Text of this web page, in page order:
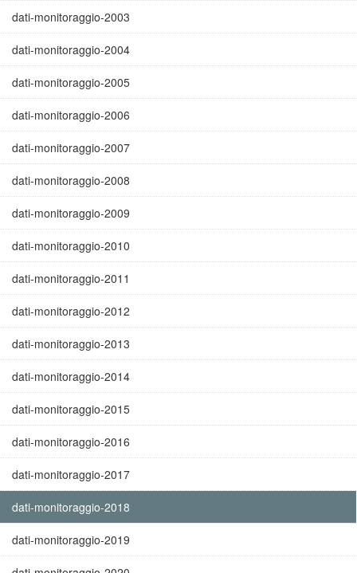
dati-monitoraggio-2003
dati-monitoraggio-2004
dati-monitoraggio-2005
dati-monitoraggio-2006
dati-monitoraggio-2007
dati-monitoraggio-2008
dati-monitoraggio-2009
dati-monitoraggio-2010
dati-monitoraggio-2011
dati-monitoraggio-2012
dati-monitoraggio-2013
dati-monitoraggio-2014
dati-monitoraggio-2015
dati-monitoraggio-2016
dati-monitoraggio-2017
dati-monitoraggio-2018
dati-monitoraggio-2019